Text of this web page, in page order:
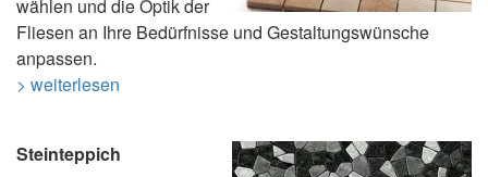
wählen und die Optik der
Fliesen an Ihre Bedürfnisse und Gestaltungswünsche
anpassen.
> weiterlesen
Steinteppich